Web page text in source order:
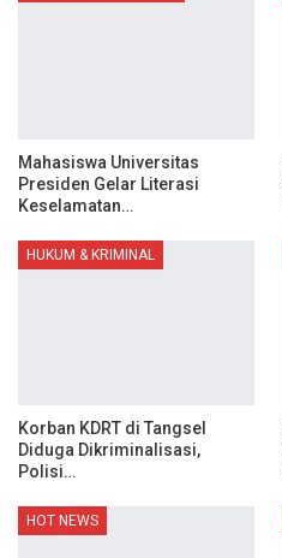
Mahasiswa Universitas
Presiden Gelar Literasi
Keselamatan…
HUKUM & KRIMINAL
Korban KDRT di Tangsel
Diduga Dikriminalisasi,
Polisi…
HOT NEWS